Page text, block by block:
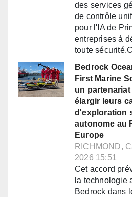
des services
de contrôle
pour l'IA de
entreprises à
toute
Bedrock
First Marine
un
élargir leurs
d'exploration
autonome au
Europe
RICHMOND,
2026 15:51
Cet accord
la technologie
Bedrock dans